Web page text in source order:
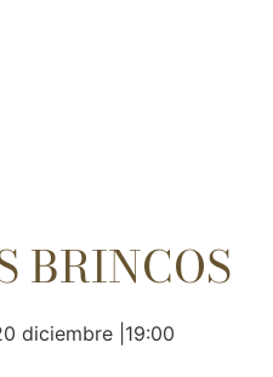
BRINCOS
diciembre |19:00